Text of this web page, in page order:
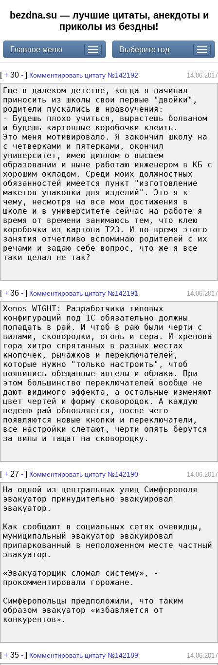
bezdna.su — лучшие цитаты, анекдоты и
приколы из бездны!
Главное меню Выберите год
[+ 30 - ] Комментировать цитату №142192 14.06.2017
Еще в далеком детстве, когда я начинал
приносить из школы свои первые "двойки",
родители пускались в нравоучения:
- Будешь плохо учиться, вырастешь болваном
и будешь картонные коробочки клеить.
Это меня мотивировало. Я закончил школу на
с четверками и пятерками, окончил
университет, имею диплом о высшем
образовании и ныне работаю инженером в КБ с
хорошим окладом. Среди моих должностных
обязанностей имеется пункт "изготовление
макетов упаковки для изделий". Это я к
чему, несмотря на все мои достижения в
школе и в университете сейчас на работе я
время от времени занимаюсь тем, что клею
коробочки из картона Т23. И во время этого
занятия отчетливо вспоминаю родителей с их
речами и задаю себе вопрос, что же я все
таки делал не так?
[+ 36 - ] Комментировать цитату №142191 14.06.2017
Xenos WIGHT: Разработчики типовых
конфигураций под 1С обязательно должны
попадать в рай. И чтоб в раю были черти с
вилами, сковородки, огонь и сера. И хренова
гора хитро спрятанных в разных местах
кнопочек, рычажков и переключателей,
которые нужно "только настроить", чтоб
появились обещанные ангелы и облака. При
этом большинство переключателей вообще не
дают видимого эффекта, а остальные изменяют
цвет чертей и форму сковородок. А каждую
неделю рай обновляется, после чего
появляются новые кнопки и переключатели,
все настройки слетают, черти опять берутся
за вилы и тащат на сковородку.
[+ 27 - ] Комментировать цитату №142190 14.06.2017
На одной из центральных улиц Симферополя
эвакуатор принудительно эвакуировал
эвакуатор.
Как сообщают в социальных сетях очевидцы,
муниципальный эвакуатор эвакуировал
припаркованный в неположенном месте частный
эвакуатор.
«Эвакуаторщик сломал систему», -
прокомментировали горожане.
Симферопольцы предположили, что таким
образом эвакуатор «избавляется от
конкурентов».
[+ 35 - ] Комментировать цитату №142189 14.06.2017